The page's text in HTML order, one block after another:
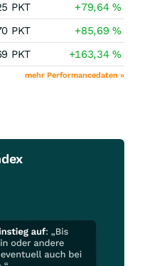
PKT +79,64%
PKT +85,69%
PKT +163,34%
mehr Performancedaten »